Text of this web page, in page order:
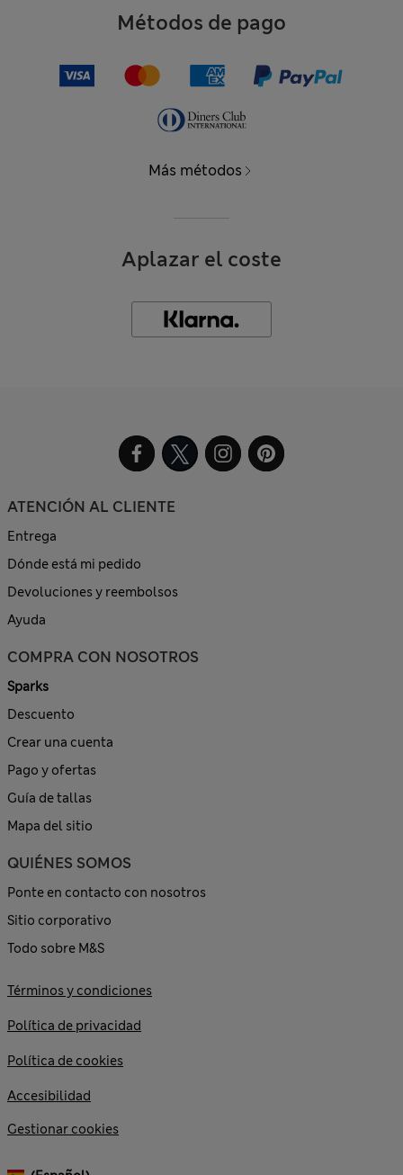
Métodos de pago
Más métodos
Aplazar el coste
ATENCIÓN AL CLIENTE
Entrega
Dónde está mi pedido
Devoluciones y reembolsos
Ayuda
COMPRA CON NOSOTROS
Sparks
Descuento
Crear una cuenta
Pago y ofertas
Guía de tallas
Mapa del sitio
QUIÉNES SOMOS
Ponte en contacto con nosotros
Sitio corporativo
Todo sobre M&S
Términos y condiciones
Política de privacidad
Política de cookies
Accesibilidad
Gestionar cookies